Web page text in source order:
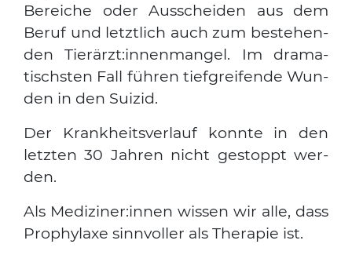
Berei­che oder Aus­schei­den aus dem
Beruf und letzt­lich auch zum bestehen­
den Tierärzt:innenmangel. Im dra­ma­
tischs­ten Fall füh­ren tief­grei­fen­de Wun­
den in den Sui­zid.
Der Krank­heits­ver­lauf konn­te in den
letz­ten 30 Jah­ren nicht gestoppt wer­
den.
Als Mediziner:innen wis­sen wir alle, dass
Pro­phy­la­xe sinn­vol­ler als The­ra­pie ist.